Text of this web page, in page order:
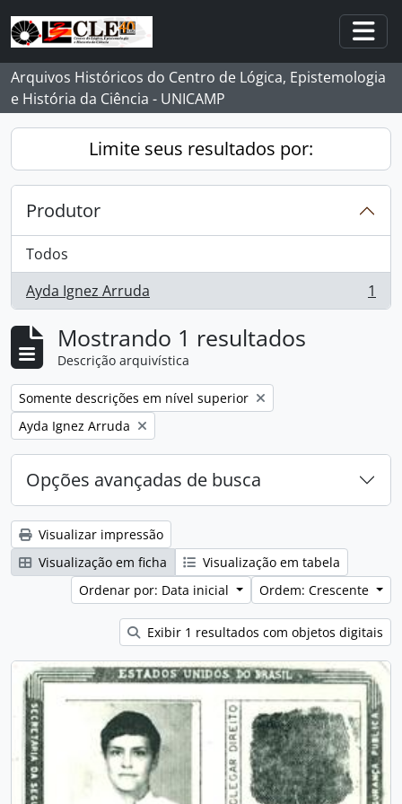
Skip to main content
Arquivos Históricos do Centro de Lógica, Epistemologia
e História da Ciência - UNICAMP
Limite seus resultados por:
Produtor
Todos
Ayda Ignez Arruda
, 1 resultados 1
Mostrando 1 resultados
Descrição arquivística
Remover filtro:
Somente descrições em nível superior
Remover filtro:
Ayda Ignez Arruda
Opções avançadas de busca
Visualizar impressão
Visualização em ficha
Visualização em tabela
Ordenar por: Data inicial
Ordem: Crescente
Exibir 1 resultados com objetos digitais